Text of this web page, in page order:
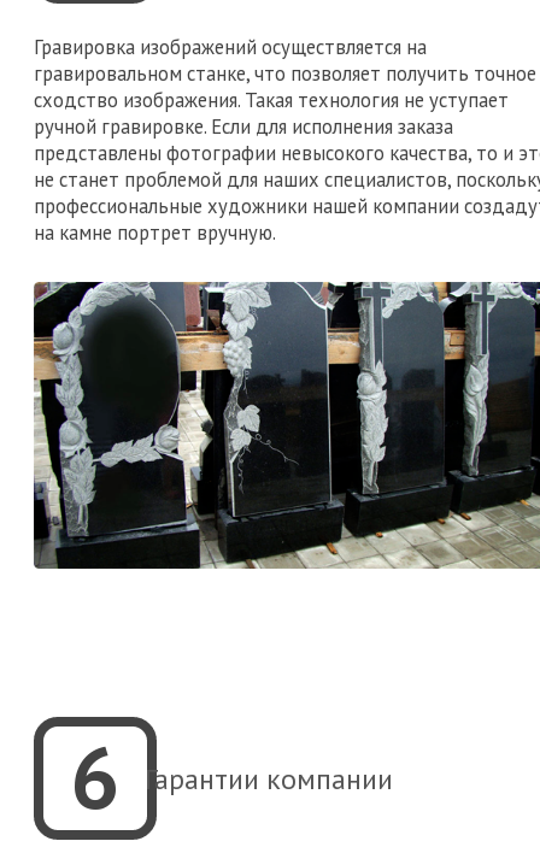
Гравировка изображений осуществляется на
гравировальном станке, что позволяет получить точное
сходство изображения. Такая технология не уступает
ручной гравировке. Если для исполнения заказа
представлены фотографии невысокого качества, то и
не станет проблемой для наших специалистов,
профессиональные художники нашей компании
на камне портрет вручную.
6 Гарантии компании